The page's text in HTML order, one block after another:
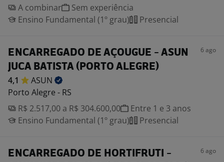
A combinar
Sem experiência
Ensino Fundamental (1º grau)
Presencial
ENCARREGADO DE AÇOUGUE - ASUN
JUCA BATISTA (PORTO ALEGRE)
6 ago
4,1
ASUN
Porto Alegre - RS
R$ 2.517,00 a R$ 304.600,00
Entre 1 e 3 anos
Ensino Fundamental (1º grau)
Presencial
ENCARREGADO DE HORTIFRUTI -
6 ago